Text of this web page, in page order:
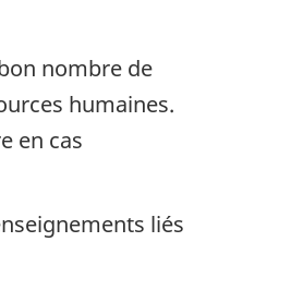
nombre de
humaines.
en cas
liés